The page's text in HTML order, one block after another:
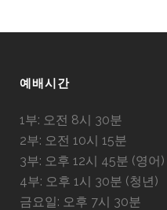
예배시간
1부: 오전 8시 30분
2부: 오전 10시 15분
3부: 오후 12시 45분 (영어)
4부: 오후 1시 30분 (청년)
금요일: 오후 7시 30분